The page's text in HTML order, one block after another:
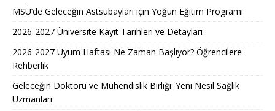
MSÜ’de Geleceğin Astsubayları için Yoğun Eğitim Programı
2026-2027 Üniversite Kayıt Tarihleri ve Detayları
2026-2027 Uyum Haftası Ne Zaman Başlıyor? Öğrencilere
Rehberlik
Geleceğin Doktoru ve Mühendislik Birliği: Yeni Nesil Sağlık
Uzmanları